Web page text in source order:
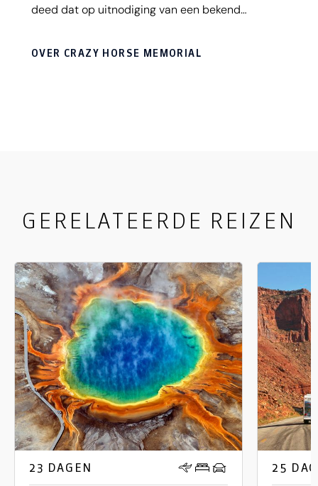
deed dat op uitnodiging van een bekend
OVER CRAZY HORSE MEMORIAL
GERELATEERDE REIZEN
23 DAGEN 25